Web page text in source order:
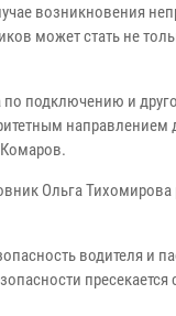
возникновения
может стать не
подключению и
Ольга
водителя и